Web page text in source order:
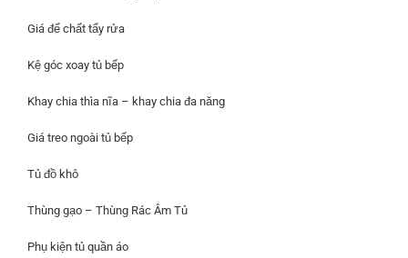
Giá để chất tẩy rửa
Kệ góc xoay tủ bếp
Khay chia thìa nĩa – khay chia đa năng
Giá treo ngoài tủ bếp
Tủ đồ khô
Thùng gạo – Thùng Rác Âm Tủ
Phụ kiện tủ quần áo